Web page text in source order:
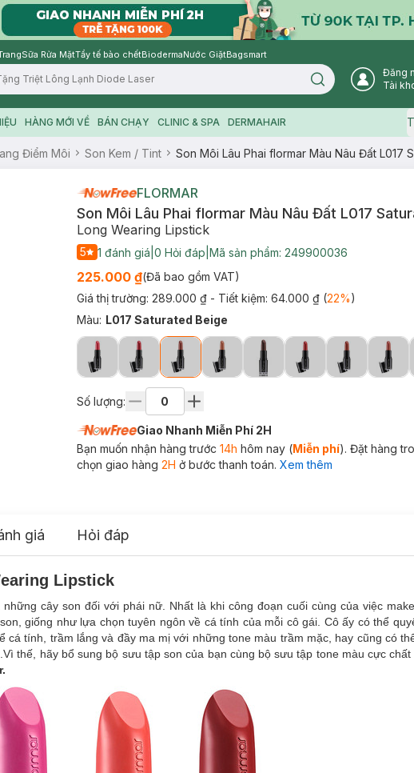
Sữa Rửa MặtTẩy tế bào chếtBiodermaNước GiặtBagsmart
Search icon
Đăng
Tài
HÀNG MỚI VỀ BÁN CHẠY CLINIC & SPA DERMAHAIR
Điểm Môi Son Kem / Tint Son Môi Lâu Phai flormar Màu Nâu Đất L017
FLORMAR
Son Môi Lâu Phai flormar Màu Nâu Đất L017
Long Wearing Lipstick
5 1 đánh giá 0 Hỏi đáp Mã sản phẩm: 249900036
225.000 ₫(Đã bao gồm VAT)
Giá thị trường: 289.000 ₫ - Tiết kiệm: 64.000 ₫(22%)
Màu: L017 Saturated Beige
Số lượng:
Giao Nhanh Miễn Phí 2H
Bạn muốn nhận hàng trước 14h hôm nay (Miễn phí). Đặt hàng
chọn giao hàng 2H ở bước thanh toán. Xem thêm
giá Hỏi đáp
Lipstick
cây son đối với phái nữ. Nhất là khi công đoạn cuối cùng của việc
giống như lựa chọn tuyên ngôn về cá tính của mỗi cô gái. Cô ấy có thể
cá tính, trầm lắng và đầy ma mị với những tone màu trầm mặc, hay cũng có
thế, hãy bổ sung bộ sưu tập son của bạn cùng bộ sưu tập tone màu cực chất